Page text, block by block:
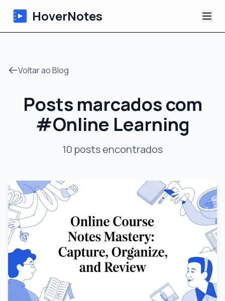
HoverNotes
Notas de Vídeo com IA
Tutoriais
Voltar ao Blog
Posts marcados com
#Online Learning
10 postsencontrados